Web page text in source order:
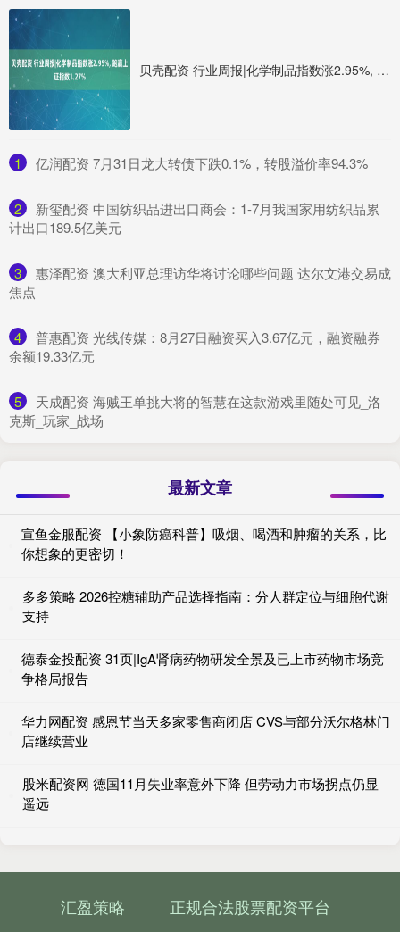
贝壳配资 行业周报|化学制品指数涨2.95%, 跑赢上证指数1.27%
1 ​亿润配资 7月31日龙大转债下跌0.1%，转股溢价率94.3%
2
​新玺配资 中国纺织品进出口商会：1-7月我国家用纺织品累
计出口189.5亿美元
3
​惠泽配资 澳大利亚总理访华将讨论哪些问题 达尔文港交易成
焦点
4
​普惠配资 光线传媒：8月27日融资买入3.67亿元，融资融券
余额19.33亿元
5
​天成配资 海贼王单挑大将的智慧在这款游戏里随处可见_洛
克斯_玩家_战场
最新文章
宣鱼金服配资 【小象防癌科普】吸烟、喝酒和肿瘤的关系，比
你想象的更密切！
多多策略 2026控糖辅助产品选择指南：分人群定位与细胞代谢
支持
德泰金投配资 31页|IgA肾病药物研发全景及已上市药物市场竞
争格局报告
华力网配资 感恩节当天多家零售商闭店 CVS与部分沃尔格林门
店继续营业
股米配资网 德国11月失业率意外下降 但劳动力市场拐点仍显
遥远
汇盈策略 正规合法股票配资平台